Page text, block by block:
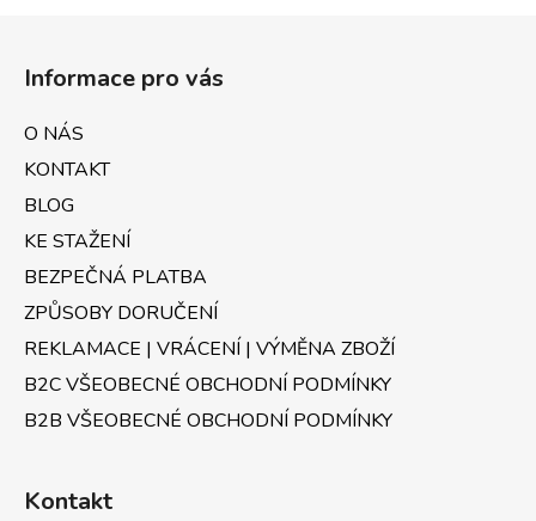
Informace pro vás
O NÁS
KONTAKT
BLOG
KE STAŽENÍ
BEZPEČNÁ PLATBA
ZPŮSOBY DORUČENÍ
REKLAMACE | VRÁCENÍ | VÝMĚNA ZBOŽÍ
B2C VŠEOBECNÉ OBCHODNÍ PODMÍNKY
B2B VŠEOBECNÉ OBCHODNÍ PODMÍNKY
Kontakt